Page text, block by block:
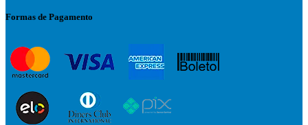
Formas de Pagamento